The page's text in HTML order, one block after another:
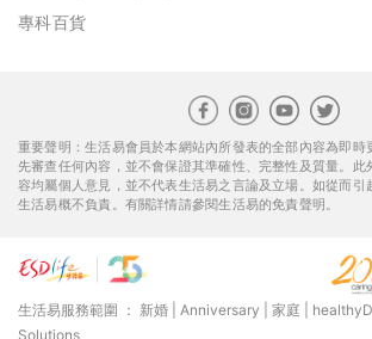
專科百貨
重要聲明：生活易會員於本網站內所發表的全部內容為即時
先審查任何內容，並不會保證其準確性、完整性及質量。此
容均屬個人意見，並不代表生活易之言論及立場。如從而引
生活易概不負責。有關詳情請參閱生活易的免責聲明。
生活易服務範圍 ： 新婚 Anniversary 家庭 healthyD
Solutions